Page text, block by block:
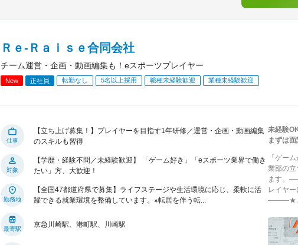
Ｒｅ‐Ｒａｉｓｅ合同会社
チーム運営・企画・動画編集も！eスポーツプレイヤー
New 正社員 転勤なし 5名以上採用 職種未経験歓迎 業種未経験歓迎
仕事
【立ち上げ募集！】プレイヤーを目指す1年研修／運営・企画・動画編集
のスキルも習得
対象
【学歴・経験不問／未経験歓迎】 「ゲーム好き」「eスポーツ業界で働き
たい」方、大歓迎！
勤務地
【全国47都道府県で募集】ライフステージや生活環境に応じ、柔軟に活
躍できる就業環境を整備しています。※転居を伴う転...
最寄駅
京急川崎駅、港町駅、川崎駅
未経験
まずは
「ゲー
業部の
ます。
レイヤ